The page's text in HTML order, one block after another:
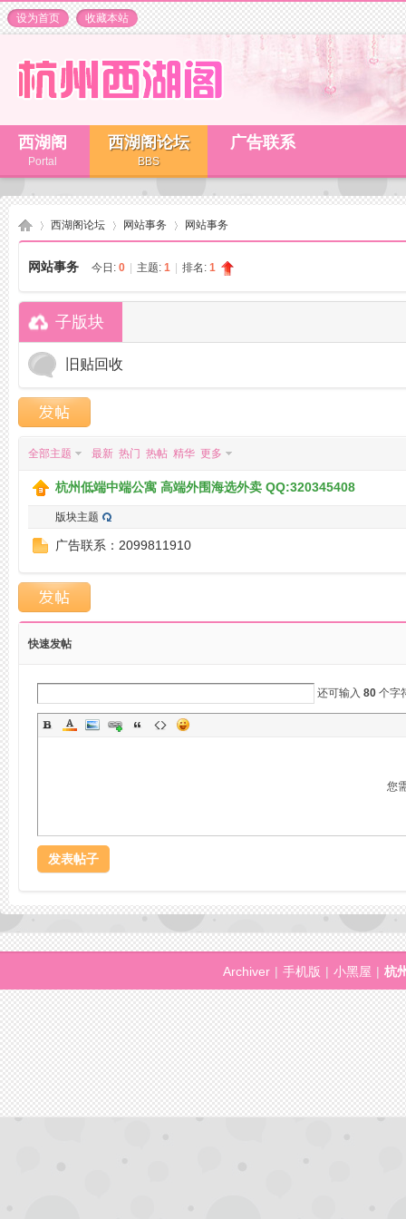
设为首页 收藏本站
西湖阁
Portal
西湖阁论坛
BBS
广告联系
杭 »
西湖阁论坛
›
网站事务
›
网站事务
网站事务 今日: 0 主题: 1 排名: 1
子版块
旧贴回收
全部主题 最新 热门 热帖 精华 更多
杭州低端中端公寓 高端外围海选外卖 QQ:320345408
版块主题
广告联系：2099811910
快速发帖
还可输入 80 个字
您
发表帖子
Archiver | 手机版 | 小黑屋 | 杭